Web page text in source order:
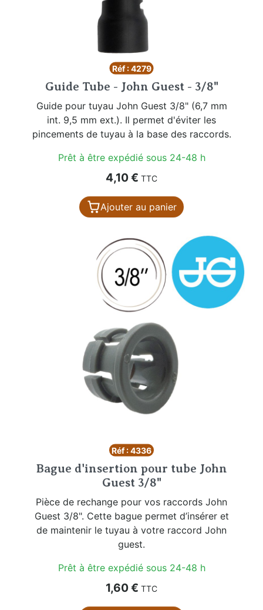
Réf : 4279
Guide Tube - John Guest - 3/8"
Guide pour tuyau John Guest 3/8" (6,7 mm
int. 9,5 mm ext.). Il permet d'éviter les
pincements de tuyau à la base des raccords.
Prêt à être expédié sous 24-48 h
Prix
4,10 € TTC
Ajouter au panier
Réf : 4336
Bague d'insertion pour tube John
Guest 3/8"
Pièce de rechange pour vos raccords John
Guest 3/8". Cette bague permet d’insérer et
de maintenir le tuyau à votre raccord John
guest.
Prêt à être expédié sous 24-48 h
Prix
1,60 € TTC